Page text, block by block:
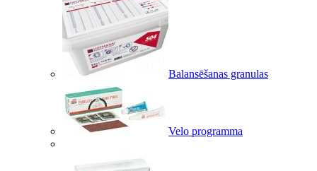
Balansēšanas granulas
Velo programma